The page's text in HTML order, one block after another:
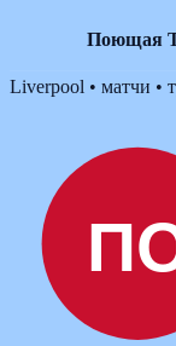
Поющая
Skip
Liverpool • матчи •